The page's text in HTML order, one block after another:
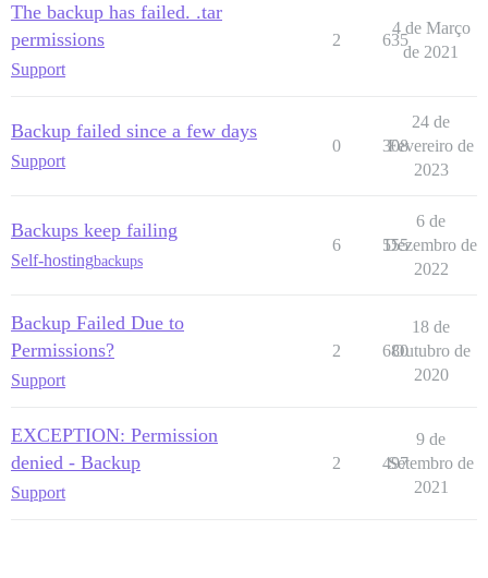
The backup has failed. .tar
permissions
Support
2 635
4 de Março
de 2021
Backup failed since a few days
Support
0 308
24 de
Fevereiro de
2023
Backups keep failing
Self-hostingbackups
6 555
6 de
Dezembro de
2022
Backup Failed Due to
Permissions?
Support
2 680
18 de
Outubro de
2020
EXCEPTION: Permission
denied - Backup
Support
2 497
9 de
Setembro de
2021